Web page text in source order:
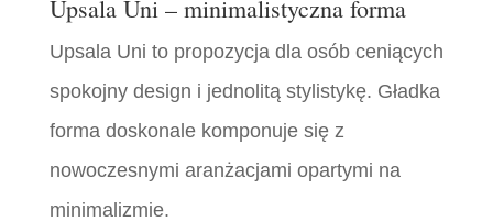
Upsala Uni – minimalistyczna forma
Upsala Uni to propozycja dla osób ceniących
spokojny design i jednolitą stylistykę. Gładka
forma doskonale komponuje się z
nowoczesnymi aranżacjami opartymi na
minimalizmie.